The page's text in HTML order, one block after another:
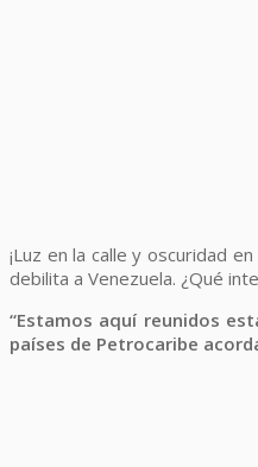
¡Luz en la calle y oscuridad
debilita a Venezuela. ¿Qué
“Estamos aquí reunidos
países de Petrocaribe